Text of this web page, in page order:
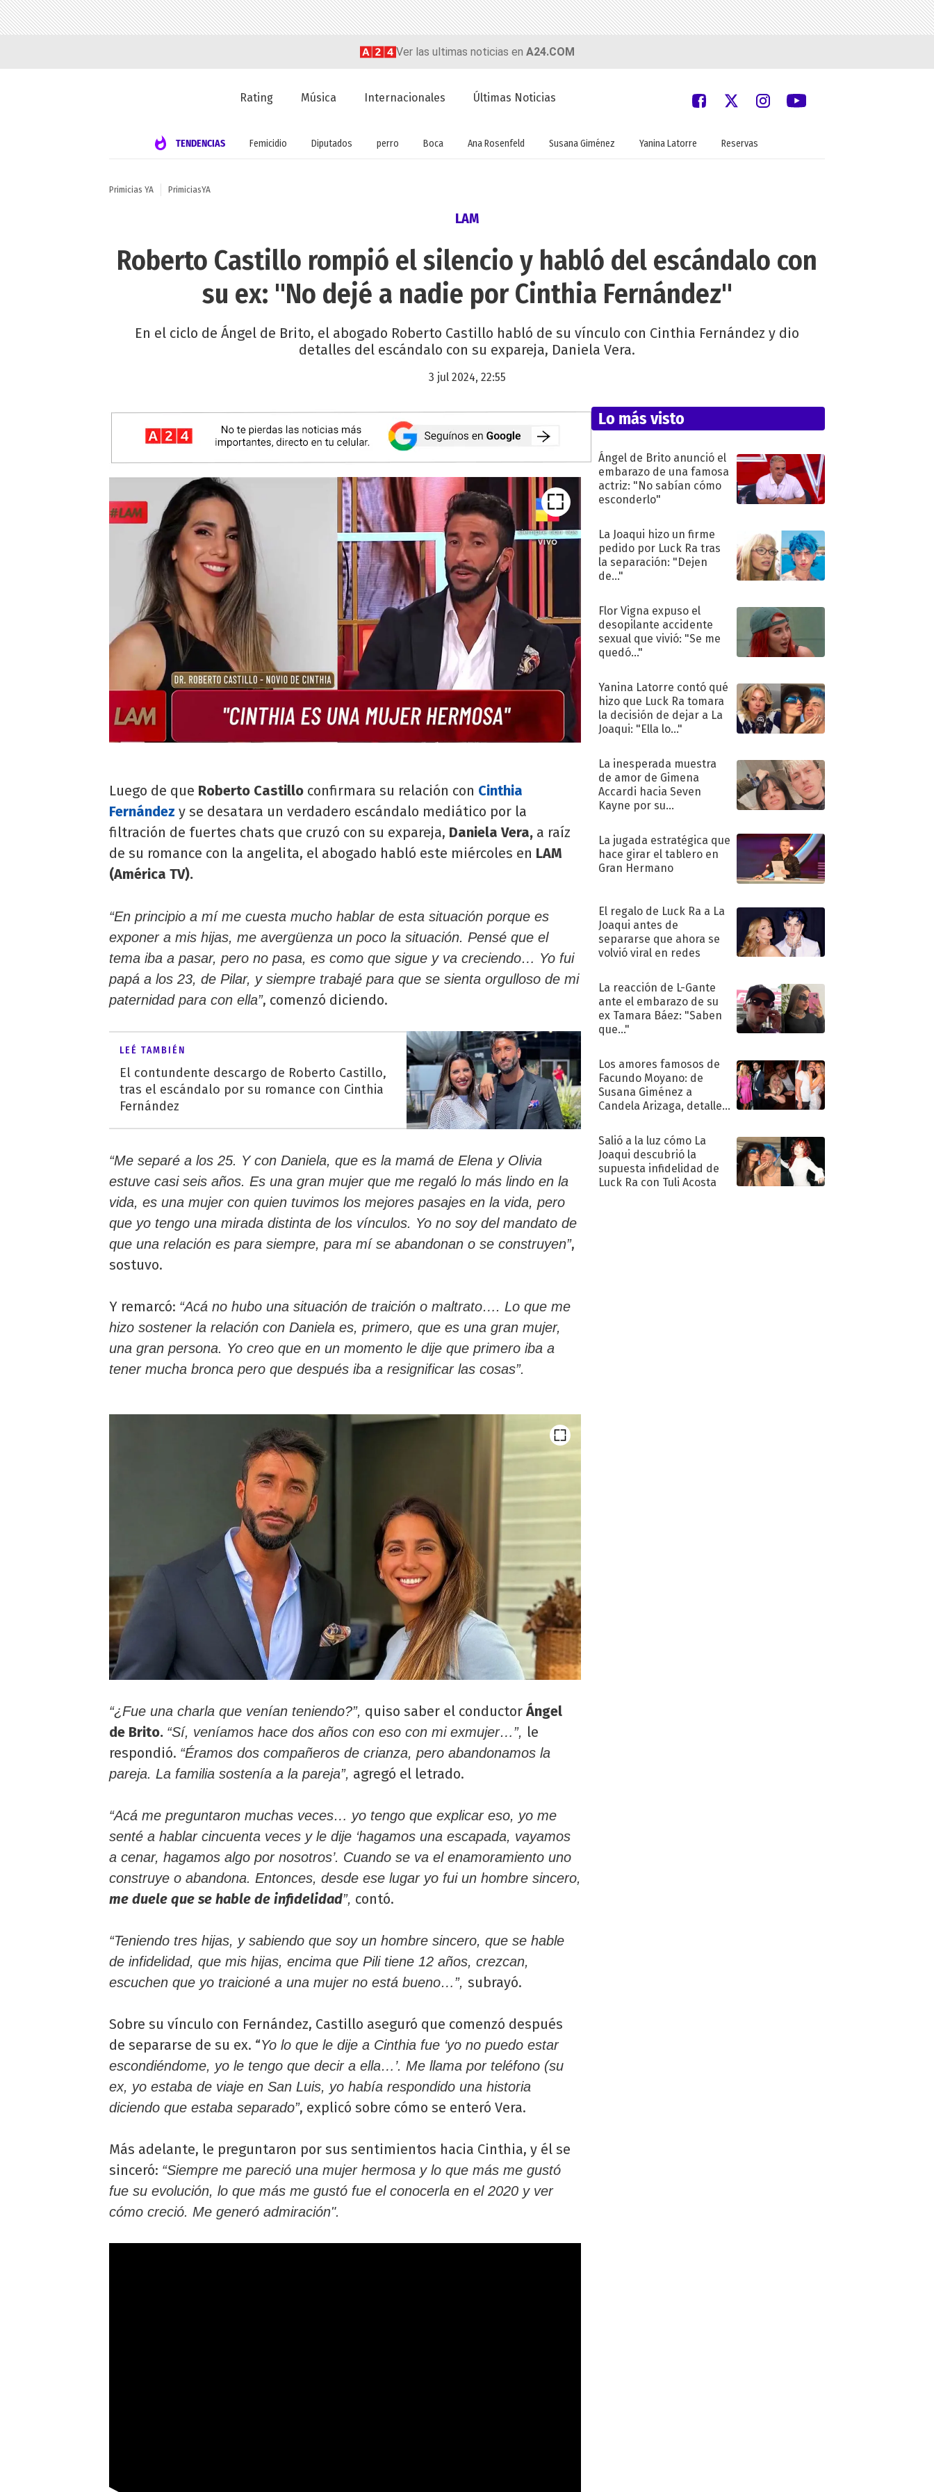
Ver las ultimas noticias en A24.COM
Rating Música Internacionales Últimas Noticias
TENDENCIAS Femicidio Diputados perro Boca Ana Rosenfeld Susana Giménez Yanina Latorre Reservas
Primicias YA PrimiciasYA
LAM
Roberto Castillo rompió el silencio y habló del escándalo con
su ex: "No dejé a nadie por Cinthia Fernández"
En el ciclo de Ángel de Brito, el abogado Roberto Castillo habló de su vínculo con Cinthia Fernández y dio
detalles del escándalo con su expareja, Daniela Vera.
3 jul 2024, 22:55
Luego de que Roberto Castillo confirmara su relación con Cinthia
Fernández y se desatara un verdadero escándalo mediático por la
filtración de fuertes chats que cruzó con su expareja, Daniela Vera, a raíz
de su romance con la angelita, el abogado habló este miércoles en LAM
(América TV).
“En principio a mí me cuesta mucho hablar de esta situación porque es
exponer a mis hijas, me avergüenza un poco la situación. Pensé que el
tema iba a pasar, pero no pasa, es como que sigue y va creciendo… Yo fui
papá a los 23, de Pilar, y siempre trabajé para que se sienta orgulloso de mi
paternidad para con ella”, comenzó diciendo.
LEÉ TAMBIÉN
El contundente descargo de Roberto Castillo,
tras el escándalo por su romance con Cinthia
Fernández
“Me separé a los 25. Y con Daniela, que es la mamá de Elena y Olivia
estuve casi seis años. Es una gran mujer que me regaló lo más lindo en la
vida, es una mujer con quien tuvimos los mejores pasajes en la vida, pero
que yo tengo una mirada distinta de los vínculos. Yo no soy del mandato de
que una relación es para siempre, para mí se abandonan o se construyen”,
sostuvo.
Y remarcó: “Acá no hubo una situación de traición o maltrato…. Lo que me
hizo sostener la relación con Daniela es, primero, que es una gran mujer,
una gran persona. Yo creo que en un momento le dije que primero iba a
tener mucha bronca pero que después iba a resignificar las cosas”.
“¿Fue una charla que venían teniendo?”, quiso saber el conductorÁngel
de Brito. “Sí, veníamos hace dos años con eso con mi exmujer…”, le
respondió. “Éramos dos compañeros de crianza, pero abandonamos la
pareja. La familia sostenía a la pareja”, agregó el letrado.
“Acá me preguntaron muchas veces… yo tengo que explicar eso, yo me
senté a hablar cincuenta veces y le dije ‘hagamos una escapada, vayamos
a cenar, hagamos algo por nosotros’. Cuando se va el enamoramiento uno
construye o abandona. Entonces, desde ese lugar yo fui un hombre sincero,
me duele que se hable de infidelidad”, contó.
“Teniendo tres hijas, y sabiendo que soy un hombre sincero, que se hable
de infidelidad, que mis hijas, encima que Pili tiene 12 años, crezcan,
escuchen que yo traicioné a una mujer no está bueno…”, subrayó.
Sobre su vínculo con Fernández, Castillo aseguró que comenzó después
de separarse de su ex. “Yo lo que le dije a Cinthia fue ‘yo no puedo estar
escondiéndome, yo le tengo que decir a ella…’. Me llama por teléfono (su
ex, yo estaba de viaje en San Luis, yo había respondido una historia
diciendo que estaba separado”, explicó sobre cómo se enteró Vera.
Más adelante, le preguntaron por sus sentimientos hacia Cinthia, y él se
sinceró: “Siempre me pareció una mujer hermosa y lo que más me gustó
fue su evolución, lo que más me gustó fue el conocerla en el 2020 y ver
cómo creció. Me generó admiración".
Lo más visto
Ángel de Brito anunció el
embarazo de una famosa
actriz: "No sabían cómo
esconderlo"
La Joaqui hizo un firme
pedido por Luck Ra tras
la separación: "Dejen
de..."
Flor Vigna expuso el
desopilante accidente
sexual que vivió: "Se me
quedó..."
Yanina Latorre contó qué
hizo que Luck Ra tomara
la decisión de dejar a La
Joaqui: "Ella lo..."
La inesperada muestra
de amor de Gimena
Accardi hacia Seven
Kayne por su
La jugada estratégica que
hace girar el tablero en
Gran Hermano
El regalo de Luck Ra a La
Joaqui antes de
separarse que ahora se
volvió viral en redes
La reacción de L-Gante
ante el embarazo de su
ex Tamara Báez: "Saben
que..."
Los amores famosos de
Facundo Moyano: de
Susana Giménez a
Candela Arizaga, detalles
sentimental
Salió a la luz cómo La
Joaqui descubrió la
supuesta infidelidad de
Luck Ra con Tuli Acosta